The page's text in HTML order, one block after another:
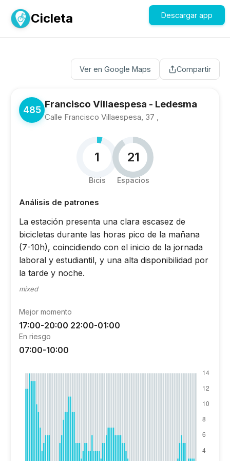
Cicleta Descargar app
Ver en Google Maps Compartir
485 Francisco Villaespesa - Ledesma
Calle Francisco Villaespesa, 37 ,
1
Bicis
21
Espacios
Análisis de patrones
La estación presenta una clara escasez de
bicicletas durante las horas pico de la mañana
(7-10h), coincidiendo con el inicio de la jornada
laboral y estudiantil, y una alta disponibilidad por
la tarde y noche.
mixed
Mejor momento
17:00-20:00 22:00-01:00
En riesgo
07:00-10:00